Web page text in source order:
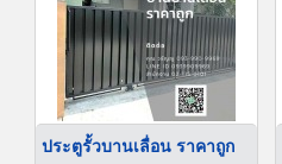
ประตูรั้วบานเลื่อน ราคาถูก